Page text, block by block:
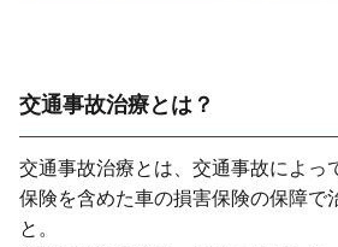
交通事故治療とは？
交通事故治療とは、交通事故によっ
保険を含めた⾞の損害保険の保障で
と。